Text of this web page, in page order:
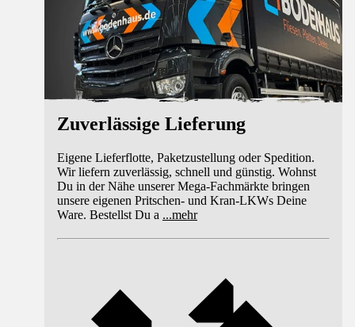
Zuverlässige Lieferung
Eigene Lieferflotte, Paketzustellung oder Spedition.
Wir liefern zuverlässig, schnell und günstig. Wohnst
Du in der Nähe unserer Mega-Fachmärkte bringen
unsere eigenen Pritschen- und Kran-LKWs Deine
Ware. Bestellst Du a ...mehr